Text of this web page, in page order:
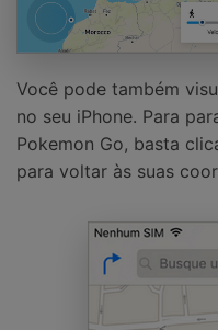
Você pode também
no seu iPhone. Para
Pokemon Go, basta
para voltar às suas